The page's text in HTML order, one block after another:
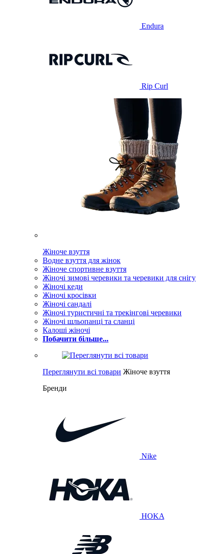
Endura
Rip Curl
Жіноче взуття
Водне взуття для жінок
Жіноче спортивне взуття
Жіночі зимові черевики та черевики для снігу
Жіночі кеди
Жіночі кросівки
Жіночі сандалі
Жіночі туристичні та трекінгові черевики
Жіночі шльопанці та сланці
Калоші жіночі
Побачити більше...
Переглянути всі товари Жіноче взуття
Бренди
Nike
HOKA